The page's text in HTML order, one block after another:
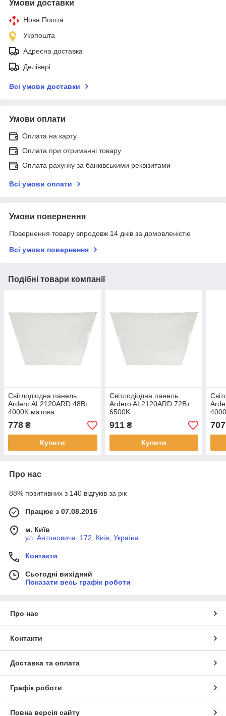
Умови доставки
Нова Пошта
Укрпошта
Адресна доставка
Делівері
Всі умови доставки
Умови оплати
Оплата на карту
Оплата при отриманні товару
Оплата рахунку за банківськими реквізитами
Всі умови оплати
Умови повернення
Повернення товару впродовж 14 днів за домовленістю
Всі умови повернення
Подібні товари компанії
Світлодіодна панель
Ardero AL2120ARD 48Вт
4000K матова
778 ₴
Купити
Світлодіодна панель
Ardero AL2120ARD 72Вт
6500K
911₴
Купити
707
Про нас
88% позитивних з 140 відгуків за рік
Працює з 07.08.2016
м. Київ
ул. Антоновича, 172, Київ, Україна
Контакти
Сьогодні вихідний
Показати весь графік роботи
Про нас
Контакти
Доставка та оплата
Графік роботи
Повна версія сайту